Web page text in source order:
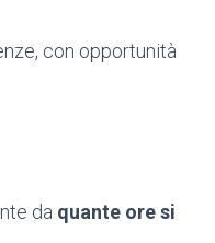
con opportunità
da quante ore si